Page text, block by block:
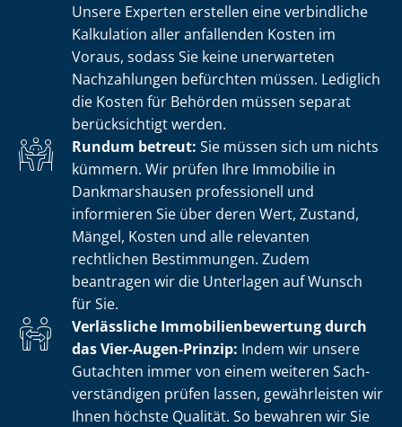
Unsere Experten erstellen eine verbindliche
Kalkulation aller anfallenden Kosten im
Voraus, sodass Sie keine unerwarteten
Nachzahlungen befürchten müssen. Lediglich
die Kosten für Behörden müssen separat
berücksichtigt werden.
Rundum betreut: Sie müssen sich um nichts
kümmern. Wir prüfen Ihre Immobilie in
Dankmarshausen professionell und
informieren Sie über deren Wert, Zustand,
Mängel, Kosten und alle relevanten
rechtlichen Bestimmungen. Zudem
beantragen wir die Unterlagen auf Wunsch
für Sie.
Verlässliche Im­mo­bi­li­en­be­wer­tung durch
das Vier-Augen-Prinzip: Indem wir unsere
Gutachten immer von einem weiteren Sach­
ver­stän­di­gen prüfen lassen, gewährleisten wir
Ihnen höchste Qualität. So bewahren wir Sie